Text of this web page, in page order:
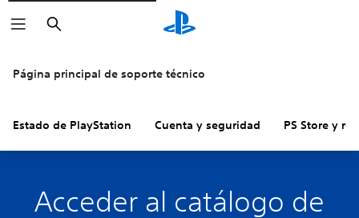
Buscar
Página principal de soporte técnico
Estado de PlayStation Cuenta y seguridad PS Store y
Acceder al catálogo de